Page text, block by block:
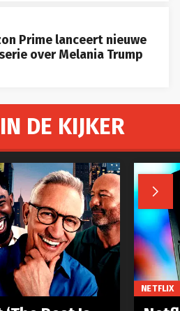
Prime lanceert nieuwe
over Melania Trump
DE KIJKER

NETFLIX